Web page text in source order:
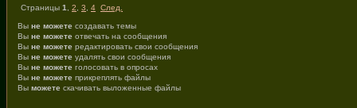
Страницы 1 2 3 4 След.
Вы не можете создавать темы
Вы не можете отвечать на сообщения
Вы не можете редактировать свои сообщения
Вы не можете удалять свои сообщения
Вы не можете голосовать в опросах
Вы не можете прикреплять файлы
Вы можете скачивать выложенные файлы